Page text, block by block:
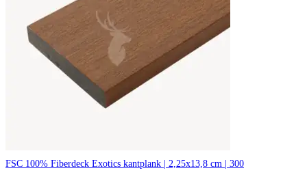
FSC 100% Fiberdeck Exotics kantplank | 2,25x13,8 cm | 300